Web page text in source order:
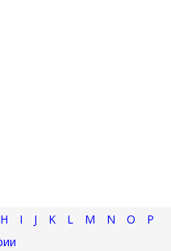
H I J K L M N O
P